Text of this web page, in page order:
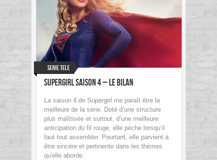
Serie Tele
Supergirl Saison 4 – Le bilan
La saison 4 de Supergirl me paraît être la
meilleure de la série. Doté d’une structure
plus maîtrisée et surtout, d’une meilleure
anticipation du fil rouge, elle pèche lorsqu’il
faut tout assembler. Pourtant, elle parvient à
être sincère et pertinente dans les thèmes
qu'elle aborde.